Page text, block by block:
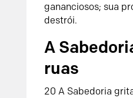
gananciosos; sua
destrói.
A
ruas
20 A Sabedoria